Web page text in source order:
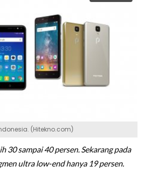
(Hitekno.com)
30 sampai 40 persen. Sekarang pada
ultra low-end hanya 19 persen.